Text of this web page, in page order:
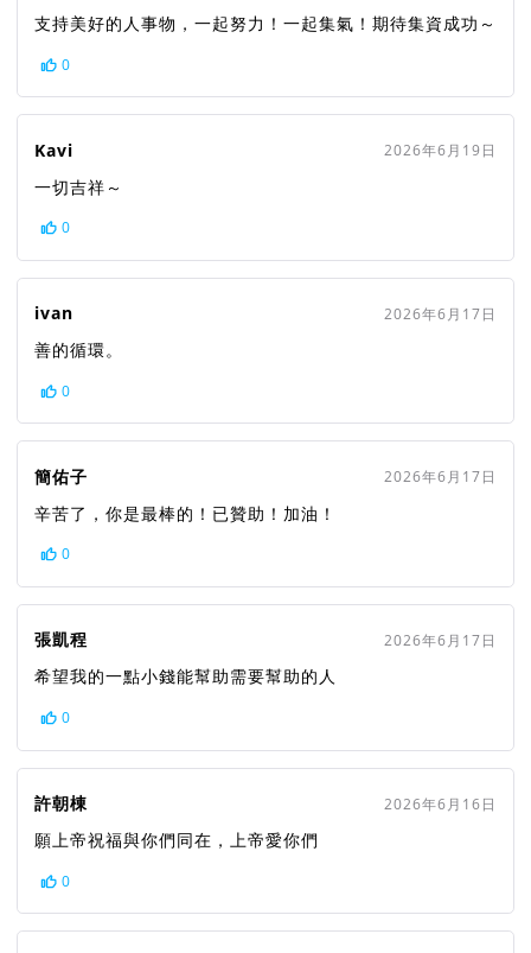
支持美好的人事物，一起努力！一起集氣！期待集資成功～
0
Kavi 2026年6月19日
一切吉祥～
0
ivan 2026年6月17日
善的循環。
0
簡佑子 2026年6月17日
辛苦了，你是最棒的！已贊助！加油！
0
張凱程 2026年6月17日
希望我的一點小錢能幫助需要幫助的人
0
許朝棟 2026年6月16日
願上帝祝福與你們同在，上帝愛你們
0